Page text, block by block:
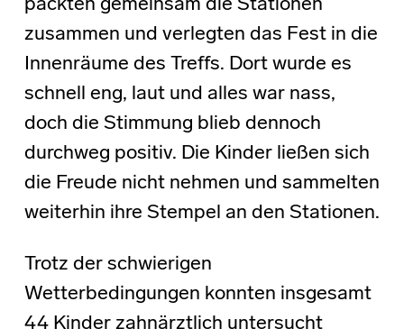
packten gemeinsam die Stationen
zusammen und verlegten das Fest in die
Innenräume des Treffs. Dort wurde es
schnell eng, laut und alles war nass,
doch die Stimmung blieb dennoch
durchweg positiv. Die Kinder ließen sich
die Freude nicht nehmen und sammelten
weiterhin ihre Stempel an den Stationen.
Trotz der schwierigen
Wetterbedingungen konnten insgesamt
44 Kinder zahnärztlich untersucht